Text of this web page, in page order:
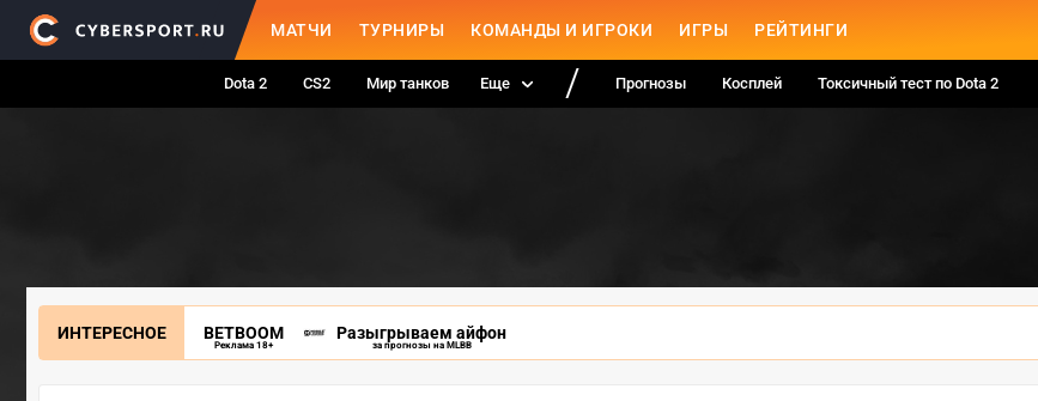
МАТЧИ ТУРНИРЫ КОМАНДЫ И ИГРОКИ ИГРЫ РЕЙТИНГИ
Dota 2 CS2 Мир танков Еще Прогнозы Косплей Токсичный тест по Dota 2
ИНТЕРЕСНОЕ BETBOOM
Реклама 18+
Разыгрываем айфон
за прогнозы на MLBB